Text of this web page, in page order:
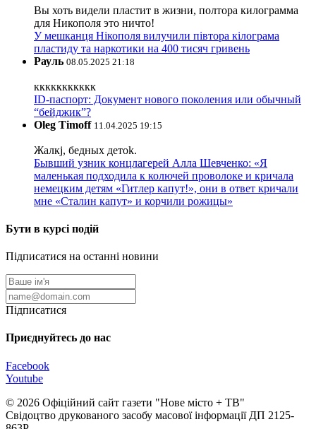
Вы хоть видели пластит в жизни, полтора килограмма
для Никополя это ничто!
У мешканця Нікополя вилучили півтора кілограма
пластиду та наркотики на 400 тисяч гривень
Рауль 08.05.2025 21:18
ккккккккккк
ID-паспорт: Документ нового поколения или обычный
“бейджик”?
Oleg Timoff 11.04.2025 19:15
Жалкj, бедных детok.
Бывший узник концлагерей Алла Шевченко: «Я
маленькая подходила к колючей проволоке и кричала
немецким детям «Гитлер капут!», они в ответ кричали
мне «Сталин капут» и корчили рожицы»
Бути в курсі подій
Підписатися на останні новини
Підписатися
Приєднуйтесь до нас
Facebook
Youtube
© 2026 Офіційний сайт газети "Нове мiсто + ТВ"
Свідоцтво друкованого засобу масової інформації ДП 2125-